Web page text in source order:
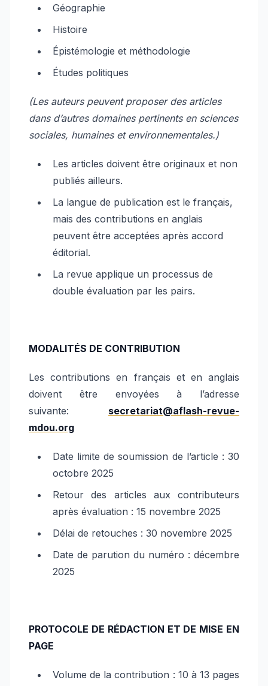
Géographie
Histoire
Épistémologie et méthodologie
Études politiques
(Les auteurs peuvent proposer des articles
dans d’autres domaines pertinents en sciences
sociales, humaines et environnementales.)
Les articles doivent être originaux et non
publiés ailleurs.
La langue de publication est le français,
mais des contributions en anglais
peuvent être acceptées après accord
éditorial.
La revue applique un processus de
double évaluation par les pairs.
MODALITÉS DE CONTRIBUTION
Les contributions en français et en anglais
doivent être envoyées à l’adresse
suivante: secretariat@aflash-revue-
mdou.org
Date limite de soumission de l’article : 30
octobre 2025
Retour des articles aux contributeurs
après évaluation : 15 novembre 2025
Délai de retouches : 30 novembre 2025
Date de parution du numéro : décembre
2025
PROTOCOLE DE RÉDACTION ET DE MISE EN
PAGE
Volume de la contribution : 10 à 13 pages